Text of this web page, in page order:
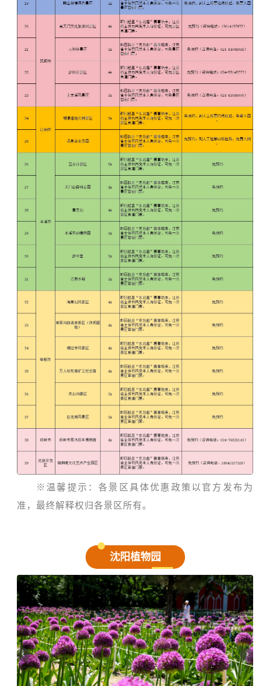
※温馨提示：各景区具体优惠政策以官方发布为
准，最终解释权归各景区所有。
沈阳植物园